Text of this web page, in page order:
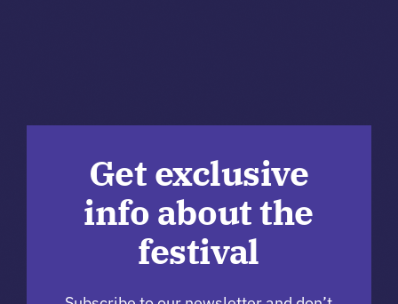
Get exclusive
info about the
festival